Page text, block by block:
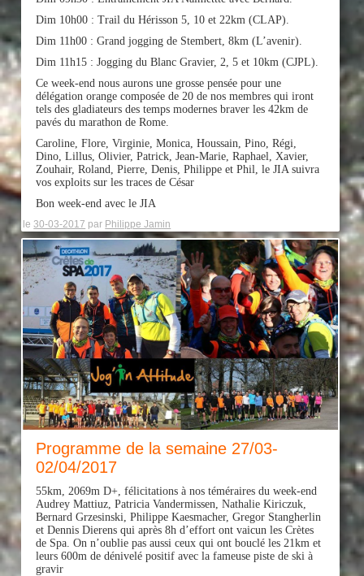
Dim 10h00 : Trail du Hérisson 5, 10 et 22km (CLAP).
Dim 11h00 : Grand jogging de Stembert, 8km (L’avenir).
Dim 11h15 : Jogging du Blanc Gravier, 2, 5 et 10km (CJPL).
Ce week-end nous aurons une grosse pensée pour une
délégation orange composée de 20 de nos membres qui iront
tels des gladiateurs des temps modernes braver les 42km de
pavés du marathon de Rome.
Caroline, Flore, Virginie, Monica, Houssain, Pino, Régi,
Dino, Lillus, Olivier, Patrick, Jean-Marie, Raphael, Xavier,
Zouhair, Roland, Pierre, Denis, Philippe et Phil, le JIA suivra
vos exploits sur les traces de César
Bon week-end avec le JIA
le30-03-2017 par Philippe Jamin
Programme de la semaine 27/03-
02/04/2017
55km, 2069m D+, félicitations à nos téméraires du week-end
Audrey Mattiuz, Patricia Vandermissen, Nathalie Kiriczuk,
Bernard Grzesinski, Philippe Kaesmacher, Gregor Stangherlin
et Dennis Dierens qui après 8h d’effort ont vaicun les Crètes
de Spa. On n’oublie pas aussi ceux qui ont bouclé les 21km et
leurs 600m de dénivelé positif avec la fameuse piste de ski à
gravir